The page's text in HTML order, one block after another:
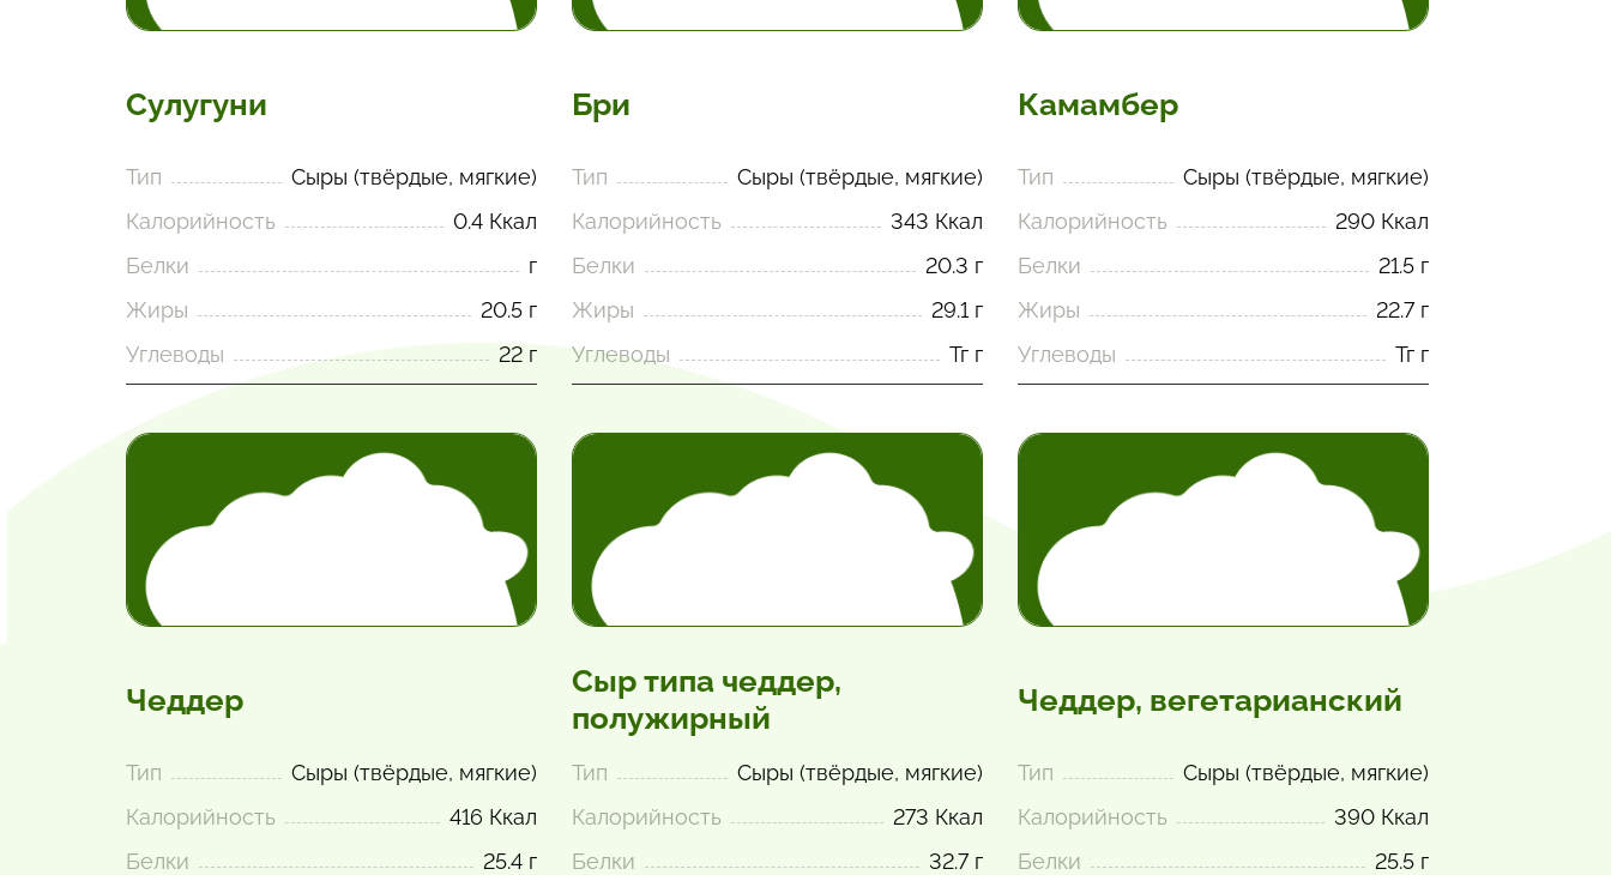
Сулугуни
Тип
Сыры (твёрдые, мягкие)
Калорийность
0.4 Ккал
Белки
г
Жиры
20.5 г
Углеводы
22 г
Бри
Тип
Сыры (твёрдые, мягкие)
Калорийность
343 Ккал
Белки
20.3 г
Жиры
29.1 г
Углеводы
Тг г
Камамбер
Тип
Сыры (твёрдые, мягкие)
Калорийность
290 Ккал
Белки
21.5 г
Жиры
22.7 г
Углеводы
Тг г
Чеддер
Тип
Сыры (твёрдые, мягкие)
Калорийность
416 Ккал
Белки
25.4 г
Сыр типа чеддер,
полужирный
Тип
Сыры (твёрдые, мягкие)
Калорийность
273 Ккал
Белки
32.7 г
Чеддер, вегетарианский
Тип
Сыры (твёрдые, мягкие)
Калорийность
390 Ккал
Белки
25.5 г